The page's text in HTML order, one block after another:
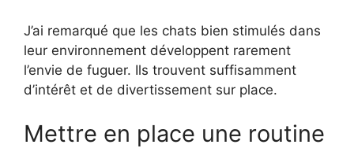
J’ai remarqué que les chats bien stimulés dans
leur environnement développent rarement
l’envie de fuguer. Ils trouvent suffisamment
d’intérêt et de divertissement sur place.
Mettre en place une routine